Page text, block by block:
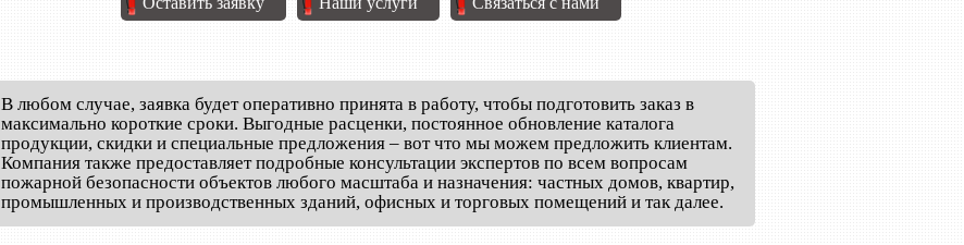
В любом случае, заявка будет оперативно принята в работу, чтобы подготовить заказ в
максимально короткие сроки. Выгодные расценки, постоянное обновление каталога
продукции, скидки и специальные предложения – вот что мы можем предложить клиентам.
Компания также предоставляет подробные консультации экспертов по всем вопросам
пожарной безопасности объектов любого масштаба и назначения: частных домов, квартир,
промышленных и производственных зданий, офисных и торговых помещений и так далее.